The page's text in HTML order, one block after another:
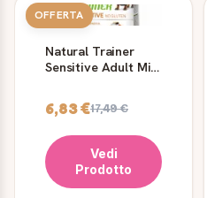
OFFERTA
Natural Trainer
Sensitive Adult Mini
6,83 €17,49 €
Vedi
Prodotto